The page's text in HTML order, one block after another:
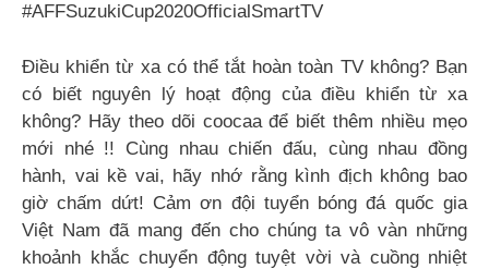
#AFFSuzukiCup2020OfficialSmartTV
Điều khiển từ xa có thể tắt hoàn toàn TV không? Bạn
có biết nguyên lý hoạt động của điều khiển từ xa
không? Hãy theo dõi coocaa để biết thêm nhiều mẹo
mới nhé !! Cùng nhau chiến đấu, cùng nhau đồng
hành, vai kề vai, hãy nhớ rằng kình địch không bao
giờ chấm dứt! Cảm ơn đội tuyển bóng đá quốc gia
Việt Nam đã mang đến cho chúng ta vô vàn những
khoảnh khắc chuyển động tuyệt vời và cuồng nhiệt